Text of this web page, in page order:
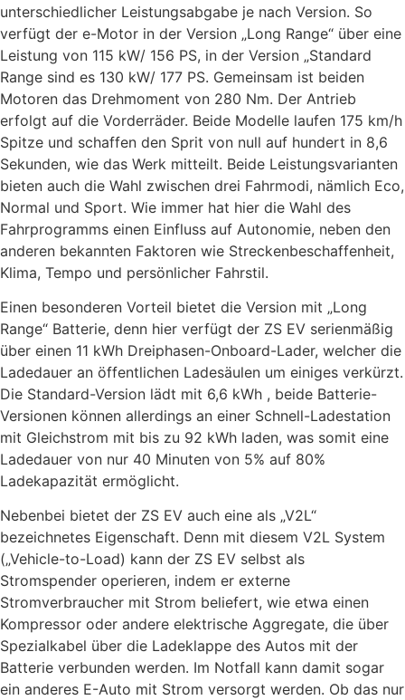
unterschiedlicher Leistungsabgabe je nach Version. So
verfügt der e-Motor in der Version „Long Range“ über eine
Leistung von 115 kW/ 156 PS, in der Version „Standard
Range sind es 130 kW/ 177 PS. Gemeinsam ist beiden
Motoren das Drehmoment von 280 Nm. Der Antrieb
erfolgt auf die Vorderräder. Beide Modelle laufen 175 km/h
Spitze und schaffen den Sprit von null auf hundert in 8,6
Sekunden, wie das Werk mitteilt. Beide Leistungsvarianten
bieten auch die Wahl zwischen drei Fahrmodi, nämlich Eco,
Normal und Sport. Wie immer hat hier die Wahl des
Fahrprogramms einen Einfluss auf Autonomie, neben den
anderen bekannten Faktoren wie Streckenbeschaffenheit,
Klima, Tempo und persönlicher Fahrstil.
Einen besonderen Vorteil bietet die Version mit „Long
Range“ Batterie, denn hier verfügt der ZS EV serienmäßig
über einen 11 kWh Dreiphasen-Onboard-Lader, welcher die
Ladedauer an öffentlichen Ladesäulen um einiges verkürzt.
Die Standard-Version lädt mit 6,6 kWh , beide Batterie-
Versionen können allerdings an einer Schnell-Ladestation
mit Gleichstrom mit bis zu 92 kWh laden, was somit eine
Ladedauer von nur 40 Minuten von 5% auf 80%
Ladekapazität ermöglicht.
Nebenbei bietet der ZS EV auch eine als „V2L“
bezeichnetes Eigenschaft. Denn mit diesem V2L System
(„Vehicle-to-Load) kann der ZS EV selbst als
Stromspender operieren, indem er externe
Stromverbraucher mit Strom beliefert, wie etwa einen
Kompressor oder andere elektrische Aggregate, die über
Spezialkabel über die Ladeklappe des Autos mit der
Batterie verbunden werden. Im Notfall kann damit sogar
ein anderes E-Auto mit Strom versorgt werden. Ob das nur